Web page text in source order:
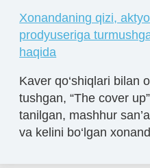
Xonandaning qizi,
prodyuseriga
haqida
Kaver qo‘shiqlari bilan
tushgan, “The cover
tanilgan, mashhur
va kelini bo‘lgan